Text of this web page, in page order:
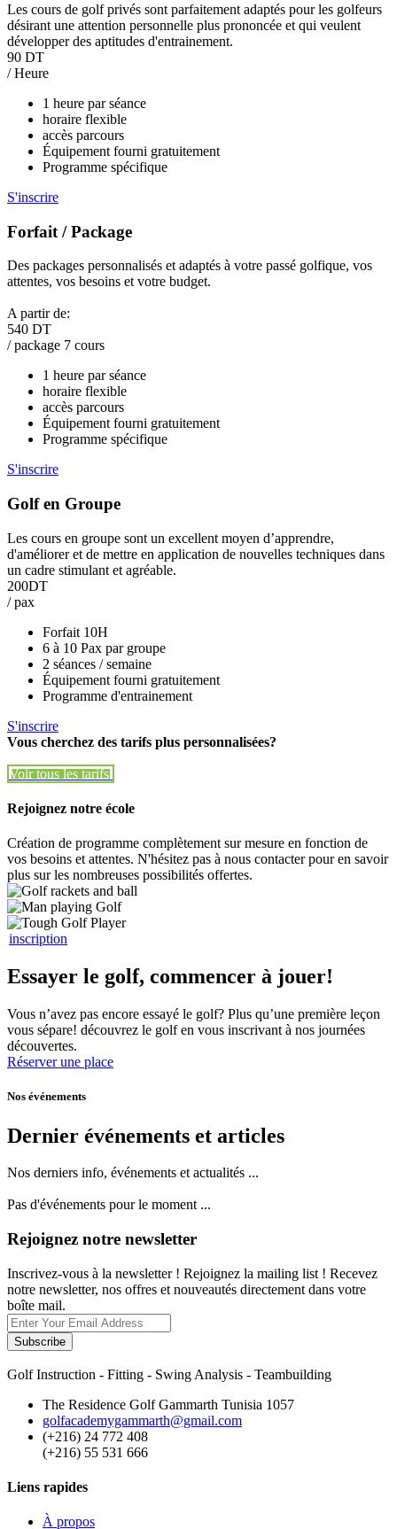
Les cours de golf privés sont parfaitement adaptés pour les golfeurs
désirant une attention personnelle plus prononcée et qui veulent
développer des aptitudes d'entrainement.
90 DT
/ Heure
1 heure par séance
horaire flexible
accès parcours
Équipement fourni gratuitement
Programme spécifique
S'inscrire
Forfait / Package
Des packages personnalisés et adaptés à votre passé golfique, vos
attentes, vos besoins et votre budget.
A partir de:
540 DT
/ package 7 cours
1 heure par séance
horaire flexible
accès parcours
Équipement fourni gratuitement
Programme spécifique
S'inscrire
Golf en Groupe
Les cours en groupe sont un excellent moyen d’apprendre,
d'améliorer et de mettre en application de nouvelles techniques dans
un cadre stimulant et agréable.
200DT
/ pax
Forfait 10H
6 à 10 Pax par groupe
2 séances / semaine
Équipement fourni gratuitement
Programme d'entrainement
S'inscrire
Vous cherchez des tarifs plus personnalisées?
Voir tous les tarifs
Rejoignez notre école
Création de programme complètement sur mesure en fonction de
vos besoins et attentes. N'hésitez pas à nous contacter pour en savoir
plus sur les nombreuses possibilités offertes.
inscription
Essayer le golf, commencer à jouer!
Vous n’avez pas encore essayé le golf? Plus qu’une première leçon
vous sépare! découvrez le golf en vous inscrivant à nos journées
découvertes.
Réserver une place
Nos événements
Dernier événements et articles
Nos derniers info, événements et actualités ...
Pas d'événements pour le moment ...
Rejoignez notre newsletter
Inscrivez-vous à la newsletter ! Rejoignez la mailing list ! Recevez
notre newsletter, nos offres et nouveautés directement dans votre
boîte mail.
Subscribe
Golf Instruction - Fitting - Swing Analysis - Teambuilding
The Residence Golf Gammarth Tunisia 1057
golfacademygammarth@gmail.com
(+216) 24 772 408
(+216) 55 531 666
Liens rapides
À propos